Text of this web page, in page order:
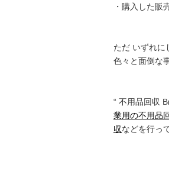
・購入した販
ただ いずれに
色々と面倒な
“ 不用品回収
業用の不用品
収などを行っ